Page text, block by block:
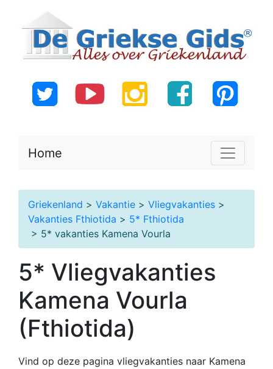
Home
Griekenland > Vakantie > Vliegvakanties >
Vakanties Fthiotida > 5* Fthiotida
> 5* vakanties Kamena Vourla
5* Vliegvakanties
Kamena Vourla
(Fthiotida)
Vind op deze pagina vliegvakanties naar Kamena